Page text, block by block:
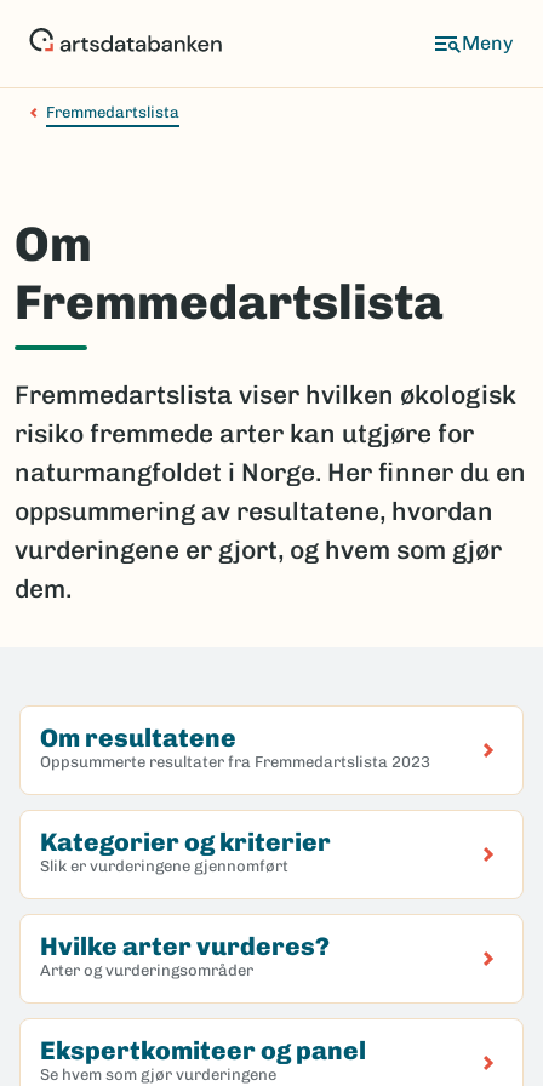
Fremmedartslista
Om
Fremmedartslista
Fremmedartslista viser hvilken økologisk
risiko fremmede arter kan utgjøre for
naturmangfoldet i Norge. Her finner du en
oppsummering av resultatene, hvordan
vurderingene er gjort, og hvem som gjør
dem.
Om resultatene
Oppsummerte resultater fra Fremmedartslista 2023
Kategorier og kriterier
Slik er vurderingene gjennomført
Hvilke arter vurderes?
Arter og vurderingsområder
Ekspertkomiteer og panel
Se hvem som gjør vurderingene